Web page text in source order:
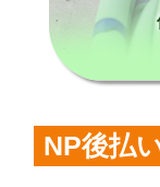
NP後払